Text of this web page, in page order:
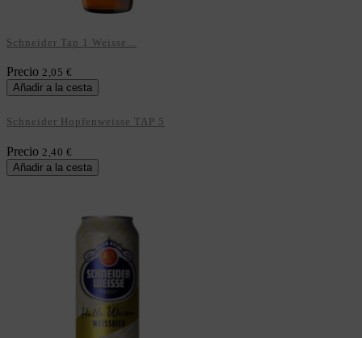
Schneider Tap 1 Weisse...
Precio 2,05 €
Añadir a la cesta
Schneider Hopfenweisse TAP 5
Precio 2,40 €
Añadir a la cesta